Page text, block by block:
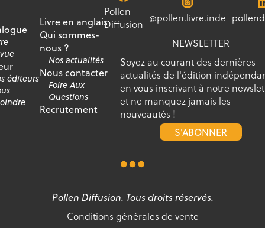
éditeurs
Livre en anglais
Qui sommes-
nous ?
Nos actualités
Nous contacter
Foire Aux
Questions
Recrutement
Pollen
Diffusion @pollen.livre.inde
NEWSLETTER
Soyez au courant des dernières
actualités de l'édition
en vous inscrivant à notre
et ne manquez jamais les
nouveautés !
S'ABONNER
Pollen Diffusion. Tous droits réservés.
Conditions générales de vente